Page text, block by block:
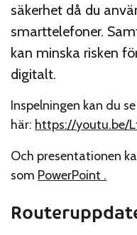
säkerhet då du
smarttelefoner.
kan minska risken
digitalt.
Inspelningen kan du se
här: https://youtu.be/
Och presentationen
som PowerPoint .